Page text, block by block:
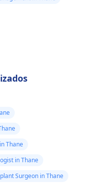
Thane
in Thane
Surgeon in Thane